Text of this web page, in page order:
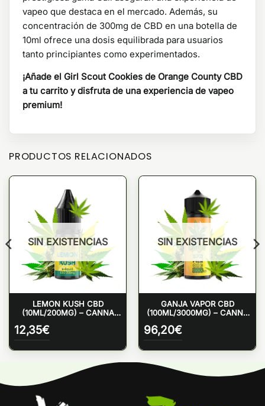
vapeo que destaca en el mercado. Además, su
concentración de 300mg de CBD en una botella de
10ml ofrece una dosis equilibrada para usuarios
tanto principiantes como experimentados.
¡Añade el Girl Scout Cookies de Orange County CBD
a tu carrito y disfruta de una experiencia de vapeo
premium!
PRODUCTOS RELACIONADOS
SIN EXISTENCIAS
LEMON KUSH CBD
(10ML/200MG) – CANNA
12,35€
SIN EXISTENCIAS
GANJA VAPOR CBD
(100ML/3000MG) – CANNA
96,20€